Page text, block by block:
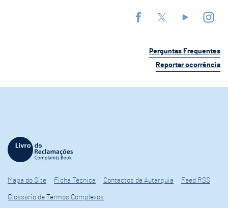
Perguntas Frequentes
Reportar ocorrência
Mapa do Site Ficha Técnica Contactos da Autarquia Feed RSS
Glossário de Termos Complexos